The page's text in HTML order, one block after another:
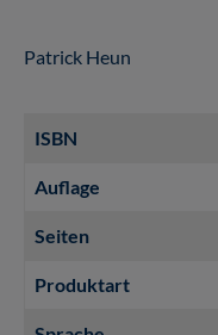
Patrick Heun
ISBN
Auflage
Seiten
Produktart